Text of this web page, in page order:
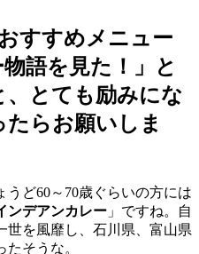
すすめメニュー
語を見た！」と
とても励みにな
らお願いしま
ど60～70歳ぐらいの方には
ンデアンカレー 」ですね。自
世を風靡し、石川県、富山県
たそうな。